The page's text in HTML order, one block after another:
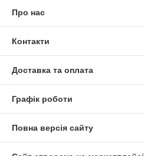
Про нас
Контакти
Доставка та оплата
Графік роботи
Повна версія сайту